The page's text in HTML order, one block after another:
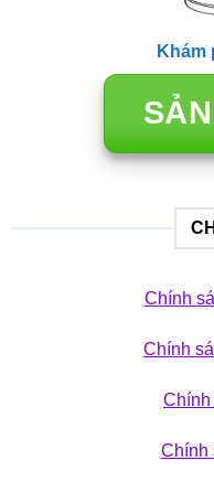
Khám
Chính
Chính
Chính
Chính